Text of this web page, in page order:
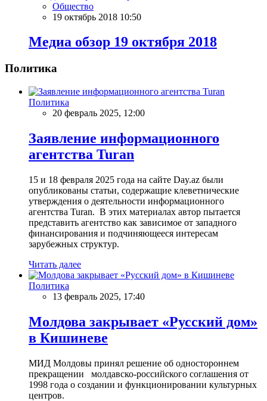
Общество
19 октябрь 2018 10:50
Meдиа обзор 19 октября 2018
Политика
Политика
20 февраль 2025, 12:00
Заявление информационного
агентства Turan
15 и 18 февраля 2025 года на сайте Day.az были
опубликованы статьи, содержащие клеветнические
утверждения о деятельности информационного
агентства Turan. В этих материалах автор пытается
представить агентство как зависимое от западного
финансирования и подчиняющееся интересам
зарубежных структур.
Читать далее
Политика
13 февраль 2025, 17:40
Молдова закрывает «Русский дом»
в Кишиневе
МИД Молдовы принял решение об одностороннем
прекращении молдавско-российского соглашения от
1998 года о создании и функционировании культурных
центров.